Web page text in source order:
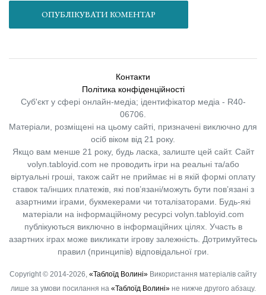
ОПУБЛІКУВАТИ КОМЕНТАР
Контакти
Політика конфіденційності
Суб'єкт у сфері онлайн-медіа; ідентифікатор медіа - R40-
06706.
Матеріали, розміщені на цьому сайті, призначені виключно для
осіб віком від 21 року.
Якщо вам менше 21 року, будь ласка, залиште цей сайт. Сайт
volyn.tabloyid.com не проводить ігри на реальні та/або
віртуальні гроші, також сайт не приймає ні в якій формі оплату
ставок та/інших платежів, які пов’язані/можуть бути пов’язані з
азартними іграми, букмекерами чи тоталізаторами. Будь-які
матеріали на інформаційному ресурсі volyn.tabloyid.com
публікуються виключно в інформаційних цілях. Участь в
азартних іграх може викликати ігрову залежність. Дотримуйтесь
правил (принципів) відповідальної гри.
Copyright © 2014-2026, «Таблоїд Волині» Використання матеріалів сайту
лише за умови посилання на «Таблоїд Волині»не нижче другого абзацу.